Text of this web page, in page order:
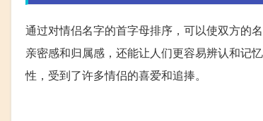
通过对情侣名字的首字母排序，可以使双方的
亲密感和归属感，还能让人们更容易辨认和记
性，受到了许多情侣的喜爱和追捧。